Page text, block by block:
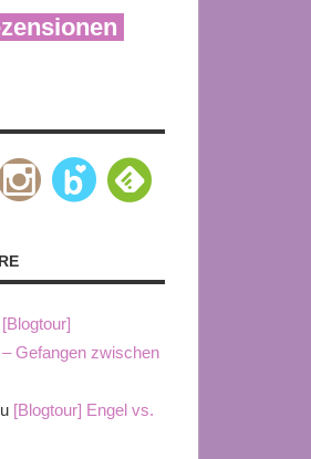
[Blogtour]
Gefangen zwischen
[Blogtour] Engel vs.